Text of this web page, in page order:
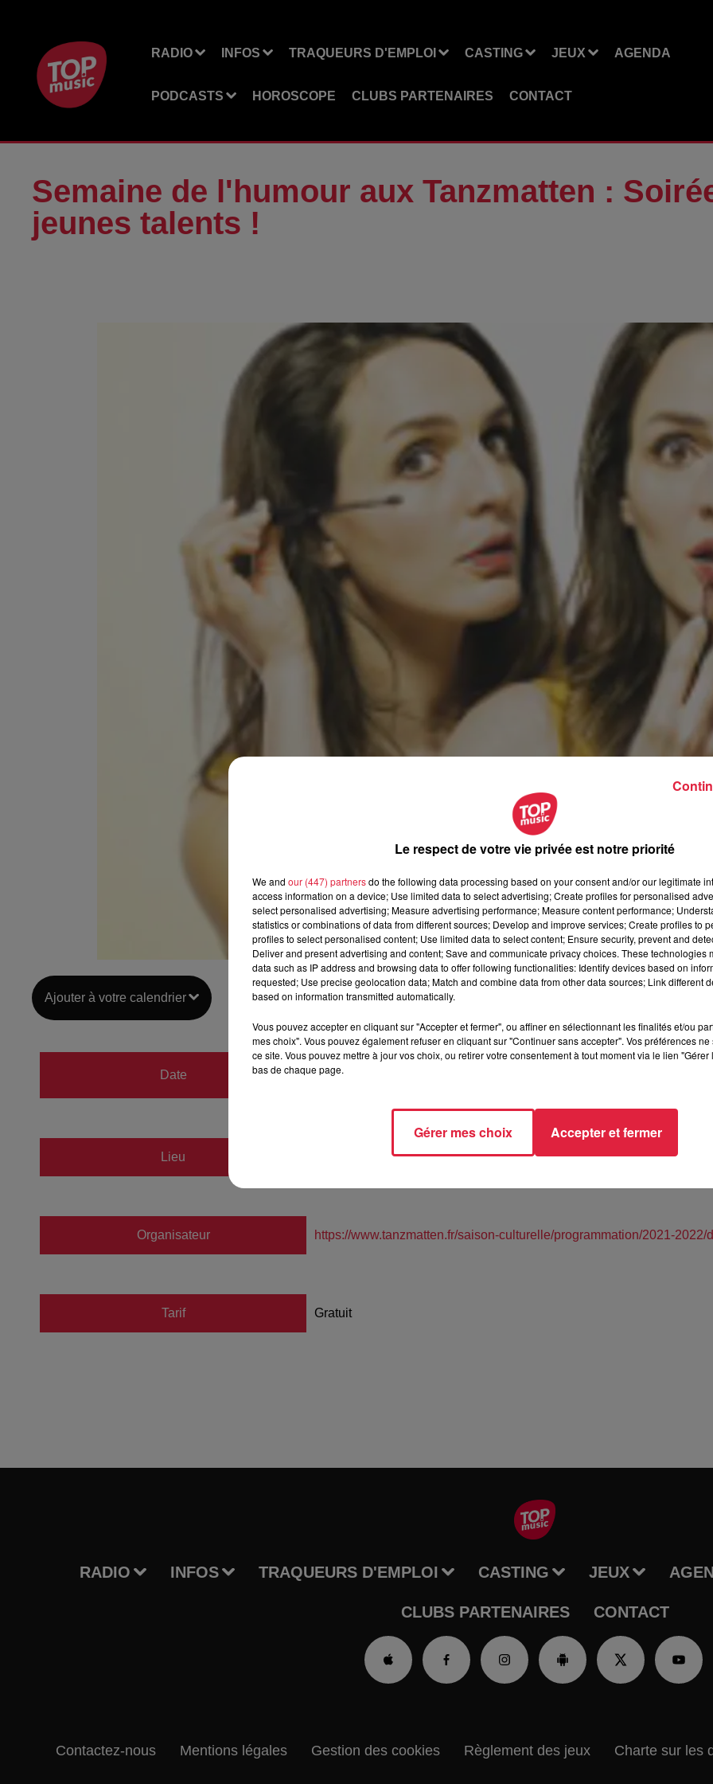
RADIO INFOS TRAQUEURS D'EMPLOI CASTING JEUX AGENDA
PODCASTS HOROSCOPE CLUBS PARTENAIRES CONTACT
Semaine de l'humour aux Tanzmatten :
jeunes talents !
Ajouter à votre calendrier
Date
du5 novembre 2021 à 0h00
Lieu Les Tanzmatten - SÉLESTAT (67)
Organisateur https://www.tanzmatten.fr/saison-culturelle/programmation/2021-2022/
Tarif Gratuit
RADIO INFOS TRAQUEURS D'EMPLOI CASTING JEUX
CLUBS PARTENAIRES CONTACT
Contactez-nous Mentions légales Gestion des cookies Règlement des jeux Charte sur les
Le respect de votre vie privée est notre priorité
We and our (447) partnersdo the following data processing based on your consent and/or our legitimate
access information on a device; Use limited data to select advertising; Create profiles for personalised
select personalised advertising; Measure advertising performance; Measure content performance;
statistics or combinations of data from different sources; Develop and improve services; Create profiles to
profiles to select personalised content; Use limited data to select content; Ensure security, prevent and
Deliver and present advertising and content; Save and communicate privacy choices. These technologies
data such as IP address and browsing data to offer following functionalities: Identify devices based on
requested; Use precise geolocation data; Match and combine data from other data sources; Link different
based on information transmitted automatically.
Vous pouvez accepter en cliquant sur "Accepter et fermer", ou affiner en sélectionnant les finalités et/ou
mes choix". Vous pouvez également refuser en cliquant sur "Continuer sans accepter". Vos préférences
ce site. Vous pouvez mettre à jour vos choix, ou retirer votre consentement à tout moment via le lien
bas de chaque page.
Gérer mes choix Accepter et fermer